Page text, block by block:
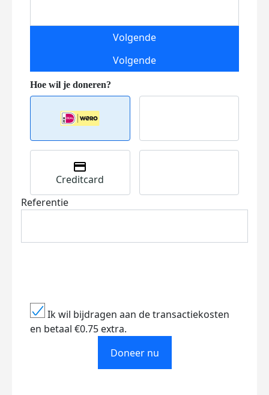
Volgende
Volgende
Creditcard
Referentie
Ik wil bijdragen aan de transactiekosten
en betaal €0.75 extra.
Doneer nu